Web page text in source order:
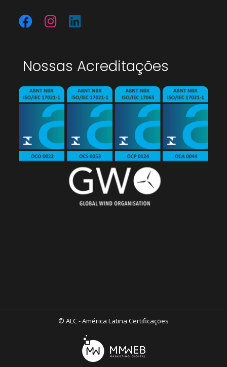
Nossas Acreditações
© ALC - América Latina Certificações